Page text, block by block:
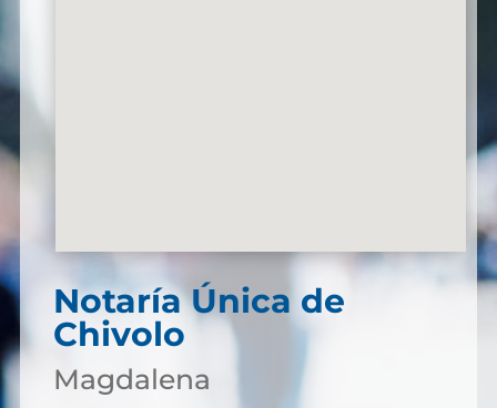
Notaría Única de
Chivolo
Magdalena